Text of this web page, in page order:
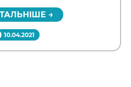
→
10.04.2021